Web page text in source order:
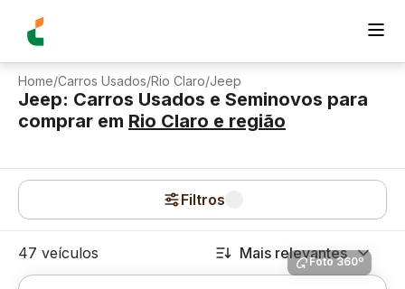
Home/Carros Usados/Rio Claro/Jeep
Jeep: Carros Usados e Seminovos para
comprar em Rio Claro e região
Filtros
47 veículos Mais relevantes
Foto 360º